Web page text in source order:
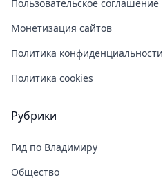
Пользовательское соглашение
Монетизация сайтов
Политика конфиденциальности
Политика cookies
Рубрики
Гид по Владимиру
Общество